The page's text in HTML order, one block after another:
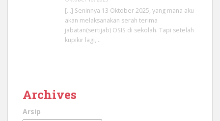
[…] Seninnya 13 Oktober 2025, yang mana aku
akan melaksanakan serah terima
jabatan(sertijab) OSIS di sekolah. Tapi setelah
kupikir lagi,…
Archives
Arsip